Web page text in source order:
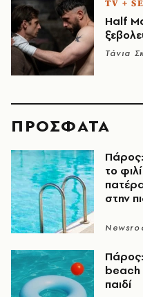
TV +
Half
Τάνια
ΠΡΟΣΦΑΤΑ
το
στην
Πάρος:
beach
παιδί